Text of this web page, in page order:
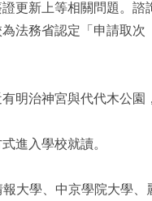
更新上等相關問題。諮
法務省認定「申請取次
明治神宮與代代木公園
進入學校就讀。
大學、中京學院大學、